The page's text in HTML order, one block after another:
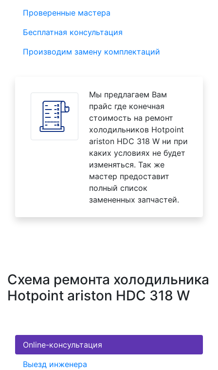
Проверенные мастера
Бесплатная консультация
Производим замену комплектаций
Мы предлагаем Вам
прайс где конечная
стоимость на ремонт
холодильников Hotpoint
ariston HDC 318 W ни при
каких условиях не будет
изменяться. Так же
мастер предоставит
полный список
замененных запчастей.
Схема ремонта холодильника
Hotpoint ariston HDC 318 W
Online-консультация
Выезд инженера